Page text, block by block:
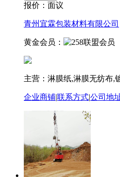
报价： 面议
青州宜霖包装材料有限公司
黄金会员：
主营：淋膜纸,淋膜无纺布,
企业商铺|联系方式|公司地